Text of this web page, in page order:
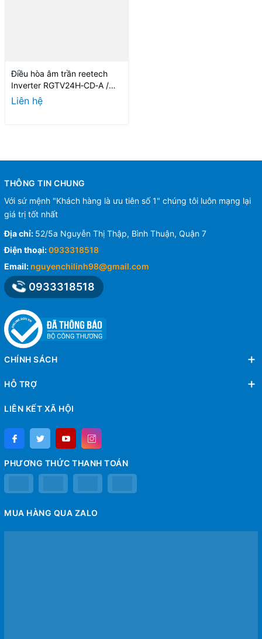
Điều hòa âm trần reetech
Inverter RGTV24H‑CD‑A /
RCV24H‑CDG‑A
Liên hệ
THÔNG TIN CHUNG
Với sứ mệnh "Khách hàng là ưu tiên số 1" chúng tôi luôn mạng lại
giá trị tốt nhất
Địa chỉ: 52/5a Nguyễn Thị Thập, Bình Thuận, Quận 7
Điện thoại:0933318518
Email: nguyenchilinh98@gmail.com
0933318518
CHÍNH SÁCH
HỖ TRỢ
LIÊN KẾT XÃ HỘI
PHƯƠNG THỨC THANH TOÁN
MUA HÀNG QUA ZALO